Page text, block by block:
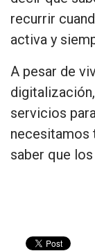
recurrir
activa y
A pesar de
servicios
necesitamos
saber que